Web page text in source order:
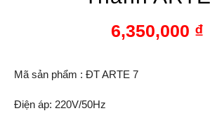
6,350,000 ₫
Mã sản phẩm : ĐT ARTE 7
Điện áp: 220V/50Hz